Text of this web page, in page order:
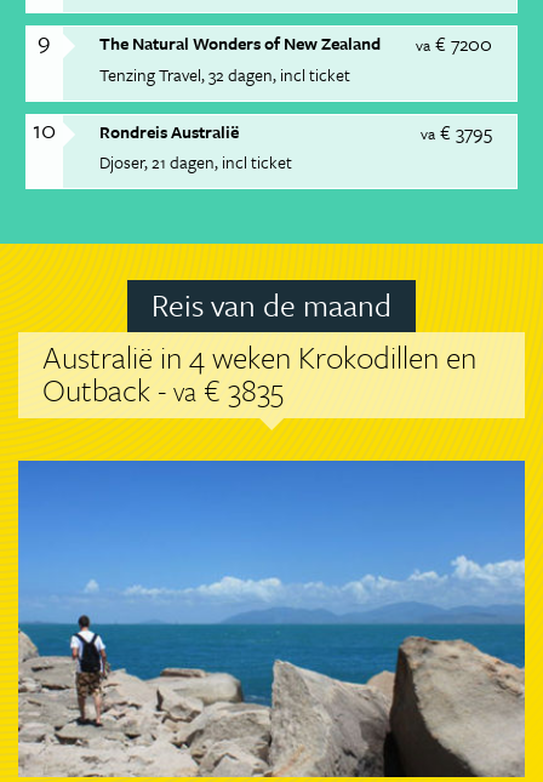
9 va € 7200
The Natural Wonders of New Zealand
Tenzing Travel 32 dagen incl ticket
10 va € 3795
Rondreis Australië
Djoser 21 dagen incl ticket
Reis van de maand
Australië in 4 weken Krokodillen en
Outback -va€ 3835